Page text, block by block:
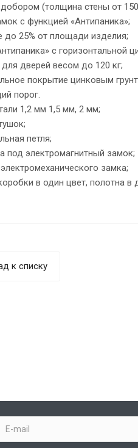
(толщина стены от
с функцией «Антипаника»;
до 25% от площади изделия;
с горизонтальной
дверей весом до 120 кг;
покрытие цинковым
порог.
1,2 мм 1,5 мм, 2 мм;
петля;
под электромагнитный замок;
замка;
в один цвет, полотна в
к списку